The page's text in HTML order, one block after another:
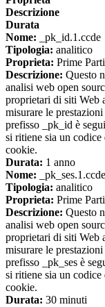
Descrizione
Durata
Nome: _pk_id.1.ccde
Tipologia: analitico
Proprieta: Prime Parti
Descrizione: Questo
analisi web open
proprietari di siti Web
misurare le
prefisso _pk_id è
si ritiene sia un
cookie.
Durata: 1 anno
Nome: _pk_ses.1.ccde
Tipologia: analitico
Proprieta: Prime Parti
Descrizione: Questo
analisi web open
proprietari di siti Web
misurare le
prefisso _pk_ses è
si ritiene sia un
cookie.
Durata: 30 minuti